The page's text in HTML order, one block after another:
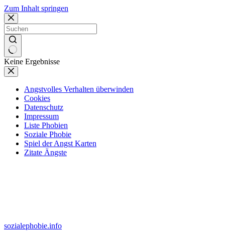
Zum Inhalt springen
Keine Ergebnisse
Angstvolles Verhalten überwinden
Cookies
Datenschutz
Impressum
Liste Phobien
Soziale Phobie
Spiel der Angst Karten
Zitate Ängste
sozialephobie.info